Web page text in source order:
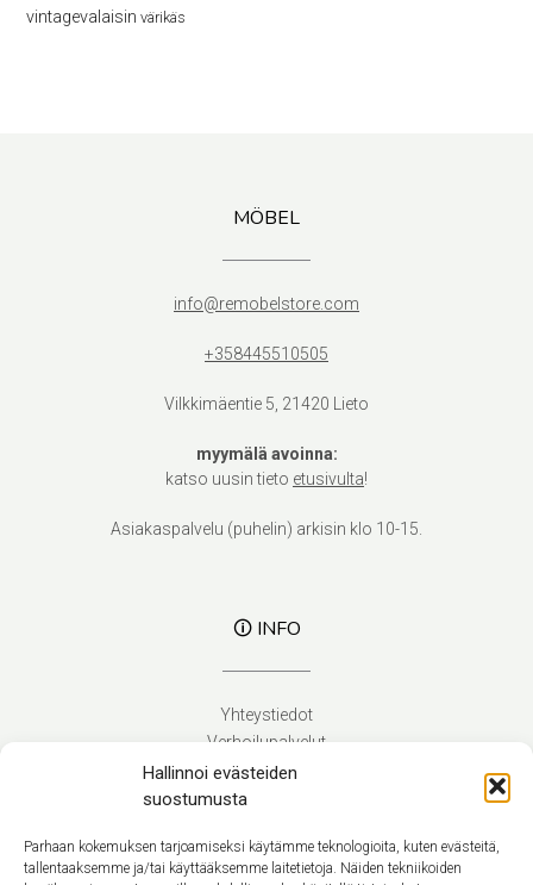
Hallinnoi evästeiden
suostumusta
Parhaan kokemuksen tarjoamiseksi käytämme teknologioita, kuten evästeitä,
tallentaaksemme ja/tai käyttääksemme laitetietoja. Näiden tekniikoiden
vintagevalaisin värikäs
MÖBEL
info@remobelstore.com
+358445510505
Vilkkimäentie 5, 21420 Lieto
myymälä avoinna:
katso uusin tieto etusivulta!
Asiakaspalvelu (puhelin) arkisin klo 10-15.
🛈 INFO
Yhteystiedot
Verhoilupalvelut
Toimitusehdot
Tietosuojaseloste